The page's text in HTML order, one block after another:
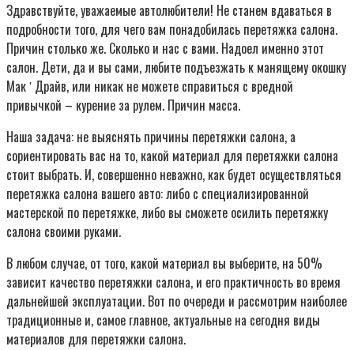
Здравствуйте, уважаемые автолюбители! Не станем вдаваться в
подробности того, для чего вам понадобилась перетяжка салона.
Причин столько же. Сколько и нас с вами. Надоел именно этот
салон. Дети, да и вы сами, любите подъезжать к манящему окошку
Мак ʹ Драйв, или никак не можете справиться с вредной
привычкой – курение за рулем. Причин масса.
Наша задача: не выяснять причины перетяжки салона, а
сориентировать вас на то, какой материал для перетяжки салона
стоит выбрать. И, совершенно неважно, как будет осуществляться
перетяжка салона вашего авто: либо с специализированной
мастерской по перетяжке, либо вы сможете осилить перетяжку
салона своими руками.
В любом случае, от того, какой материал вы выберите, на 50%
зависит качество перетяжки салона, и его практичность во время
дальнейшей эксплуатации. Вот по очереди и рассмотрим наиболее
традиционные и, самое главное, актуальные на сегодня виды
материалов для перетяжки салона.